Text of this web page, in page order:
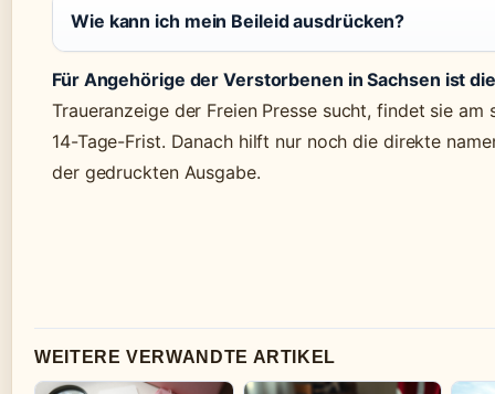
Wie kann ich mein Beileid ausdrücken?
Für Angehörige der Verstorbenen in Sachsen ist
Traueranzeige der Freien Presse sucht, findet sie
14-Tage-Frist. Danach hilft nur noch die direkte
der gedruckten Ausgabe.
WEITERE VERWANDTE ARTIKEL